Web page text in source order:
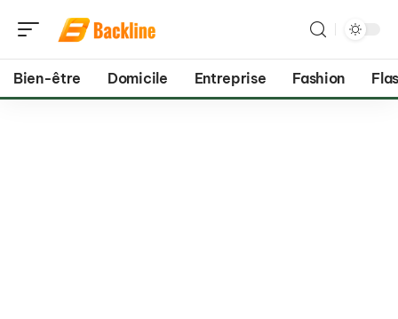
Bien-être Domicile Entreprise Fashion